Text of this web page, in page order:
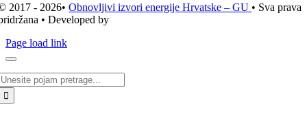
2017 - 2026•Obnovljivi izvori energije Hrvatske – GU • Sva prava
• Developed by
Page load link